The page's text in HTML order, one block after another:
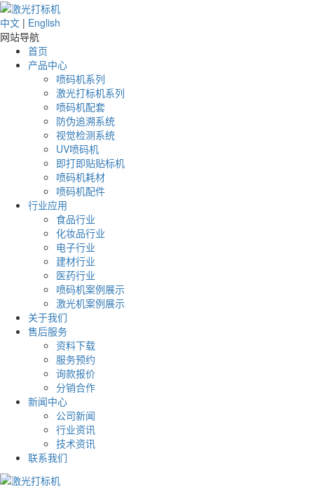
中文 | English
网站导航
首页
产品中心
喷码机系列
激光打标机系列
喷码机配套
防伪追溯系统
视觉检测系统
UV喷码机
即打即贴贴标机
喷码机耗材
喷码机配件
行业应用
食品行业
化妆品行业
电子行业
建材行业
医药行业
喷码机案例展示
激光机案例展示
关于我们
售后服务
资料下载
服务预约
询款报价
分销合作
新闻中心
公司新闻
行业资讯
技术资讯
联系我们